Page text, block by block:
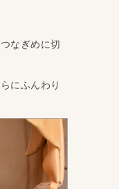
なぎめに切
にふんわり